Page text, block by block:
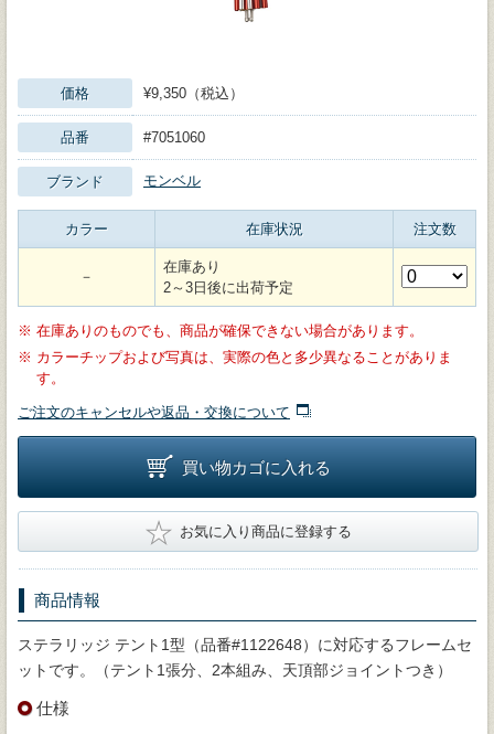
価格 ¥9,350（税込）
品番 #7051060
ブランド モンベル
カラー 在庫状況 注文数
－
在庫あり
2～3日後に出荷予定
※ 在庫ありのものでも、商品が確保できない場合があります。
※ カラーチップおよび写真は、実際の色と多少異なることがありま
す。
ご注文のキャンセルや返品・交換について
買い物カゴに入れる
★ お気に入り商品に登録する
商品情報
ステラリッジ テント1型（品番#1122648）に対応するフレームセ
ットです。（テント1張分、2本組み、天頂部ジョイントつき）
仕様